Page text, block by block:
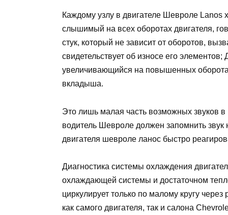
Каждому узлу в двигателе Шевроле Lanos
слышимый на всех оборотах двигателя,
стук, который не зависит от оборотов,
свидетельствует об износе его
увеличивающийся на повышенных
вкладыша.
Это лишь малая часть возможных звуков
водитель Шевроле должен запомнить
двигателя шевроле ланос быстро
Диагностика системы охлаждения
охлаждающей системы и достаточном
циркулирует только по малому кругу
как самого двигателя, так и салона